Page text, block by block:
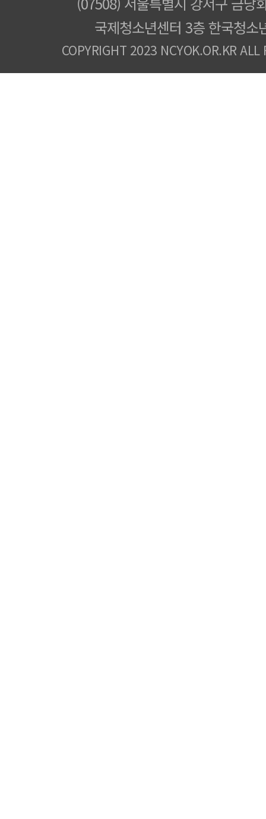
국제청소년센터 3층 한국청소
COPYRIGHT 2023 NCYOK.OR.KR ALL